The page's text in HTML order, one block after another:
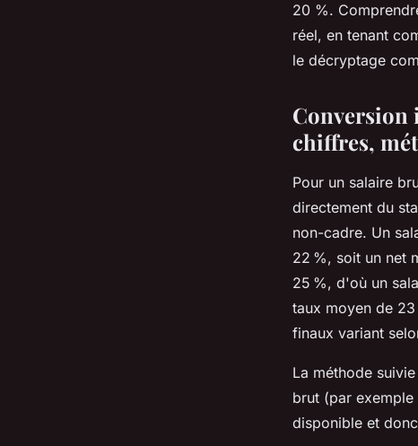
20 %.
réel, en tenant
le décryptage
Conversion
chiffres,
Pour un salaire
directement du
non-cadre. Un
22 %, soit un net
25 %, d'où un
taux moyen de 23
finaux variant
La méthode
brut (par
disponible et